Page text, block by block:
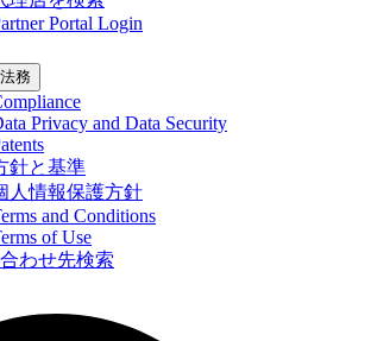
Portal Login
法務
Privacy and Data Security
針と基準
人情報保護方針
and Conditions
of Use
わせ先検索